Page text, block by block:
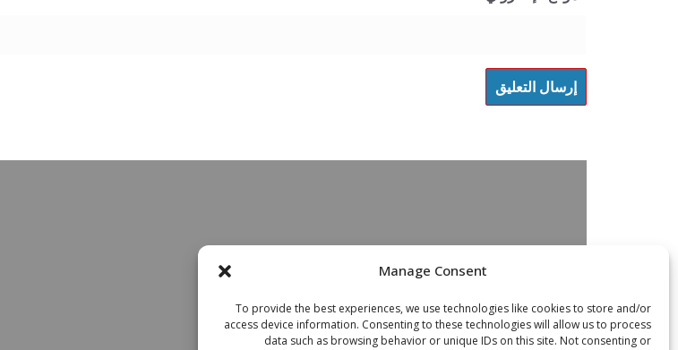
Manage Consent
To provide the best experiences, we use technologies like cookies to store and/or
access device information. Consenting to these technologies will allow us to process
data such as browsing behavior or unique IDs on this site. Not consenting or